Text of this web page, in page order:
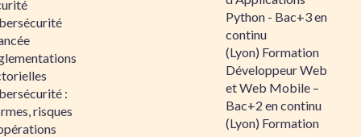
:
risques
Python - Bac+3 en
continu
(Lyon) Formation
Développeur Web
et Web Mobile –
Bac+2 en continu
(Lyon) Formation